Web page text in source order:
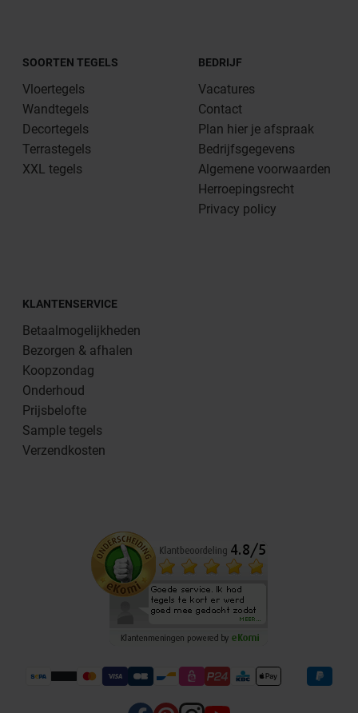
SOORTEN TEGELS
Vloertegels
Wandtegels
Decortegels
Terrastegels
XXL tegels
BEDRIJF
Vacatures
Contact
Plan hier je afspraak
Bedrijfsgegevens
Algemene voorwaarden
Herroepingsrecht
Privacy policy
KLANTENSERVICE
Betaalmogelijkheden
Bezorgen & afhalen
Koopzondag
Onderhoud
Prijsbelofte
Sample tegels
Verzendkosten